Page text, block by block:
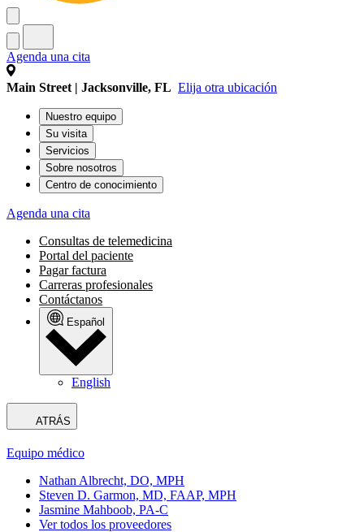
Agenda una cita
Main Street | Jacksonville, FL Elija otra ubicación
Nuestro equipo
Su visita
Servicios
Sobre nosotros
Centro de conocimiento
Agenda una cita
Consultas de telemedicina
Portal del paciente
Pagar factura
Carreras profesionales
Contáctanos
Español
English
ATRÁS
Equipo médico
Nathan Albrecht, DO, MPH
Steven D. Garmon, MD, FAAP, MPH
Jasmine Mahboob, PA-C
Ver todos los proveedores